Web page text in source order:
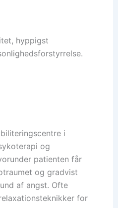
hyppigst
i
og
patienten får
og gradvist
af angst. Ofte
for